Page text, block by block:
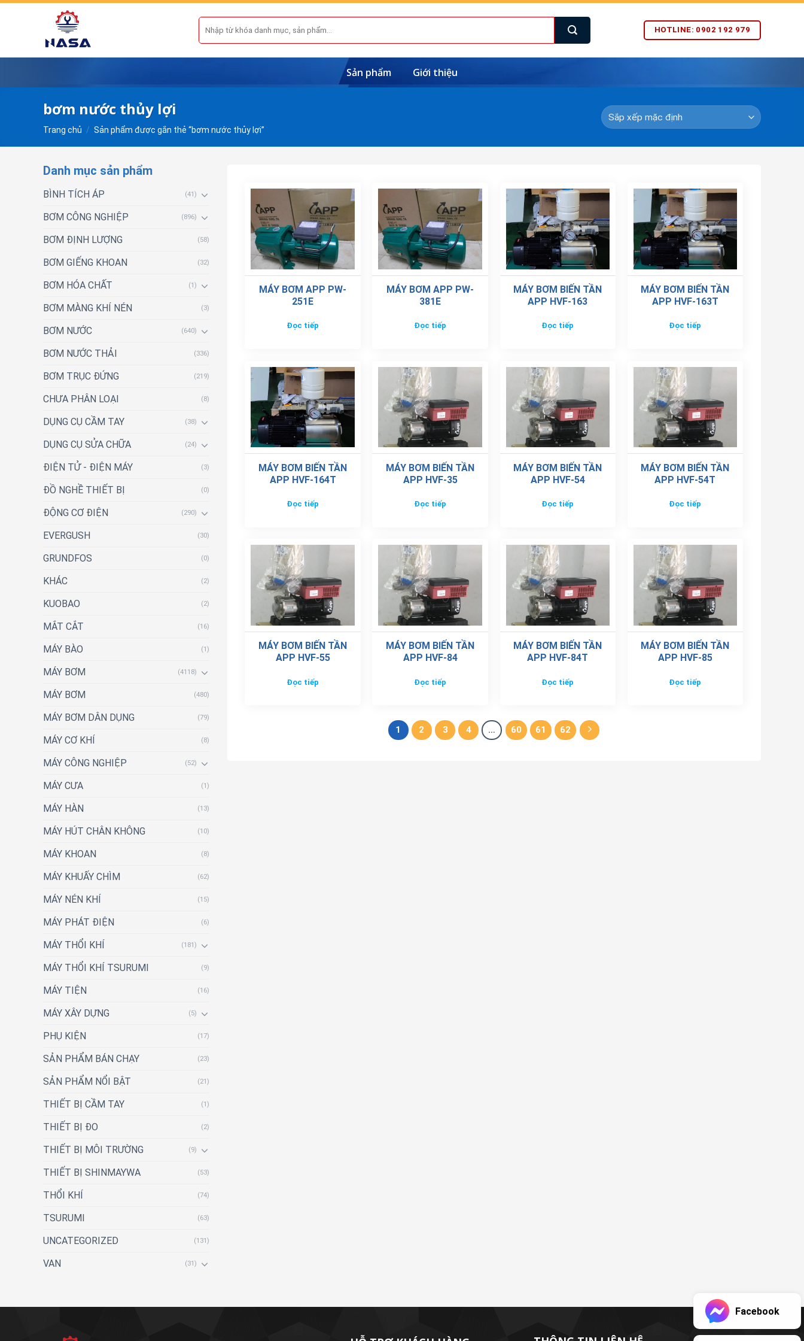
Skip
Tìm
kiếm:
HOTLINE: 0902 192 979
Sản phẩm Giới thiệu
bơm nước thủy lợi
Trang chủ / Sản phẩm được gắn thẻ “bơm nước thủy lợi”
Danh mục sản phẩm
BÌNH TÍCH ÁP (41)
BƠM CÔNG NGHIỆP (896)
BƠM ĐỊNH LƯỢNG (58)
BƠM GIẾNG KHOAN (32)
BƠM HÓA CHẤT (1)
BƠM MÀNG KHÍ NÉN (3)
BƠM NƯỚC (640)
BƠM NƯỚC THẢI (336)
BƠM TRỤC ĐỨNG (219)
CHƯA PHÂN LOẠI (8)
DỤNG CỤ CẦM TAY (38)
DỤNG CỤ SỬA CHỮA (24)
ĐIỆN TỬ - ĐIỆN MÁY (3)
ĐỒ NGHỀ THIẾT BỊ (0)
ĐỘNG CƠ ĐIỆN (290)
EVERGUSH (30)
GRUNDFOS (0)
KHÁC (2)
KUOBAO (2)
MẮT CẮT (16)
MÁY BÀO (1)
MÁY BƠM (4118)
MÁY BƠM (480)
MÁY BƠM DÂN DỤNG (79)
MÁY CƠ KHÍ (8)
MÁY CÔNG NGHIỆP (52)
MÁY CƯA (1)
MÁY HÀN (13)
MÁY HÚT CHÂN KHÔNG (10)
MÁY KHOAN (8)
MÁY KHUẤY CHÌM (62)
MÁY NÉN KHÍ (15)
MÁY PHÁT ĐIỆN (6)
MÁY THỔI KHÍ (181)
MÁY THỔI KHÍ TSURUMI (9)
MÁY TIỆN (16)
MÁY XÂY DỰNG (5)
PHỤ KIỆN (17)
SẢN PHẨM BÁN CHẠY (23)
SẢN PHẨM NỔI BẬT (21)
THIẾT BỊ CẦM TAY (1)
THIẾT BỊ ĐO (2)
THIẾT BỊ MÔI TRƯỜNG (9)
THIẾT BỊ SHINMAYWA (53)
THỔI KHÍ (74)
TSURUMI (63)
UNCATEGORIZED (131)
VAN (31)
MÁY BƠM APP PW-
251E
Đọc tiếp
MÁY BƠM APP PW-
381E
Đọc tiếp
MÁY BƠM BIẾN TẦN
APP HVF-163
Đọc tiếp
MÁY BƠM BIẾN TẦN
APP HVF-163T
Đọc tiếp
MÁY BƠM BIẾN TẦN
APP HVF-164T
Đọc tiếp
MÁY BƠM BIẾN TẦN
APP HVF-35
Đọc tiếp
MÁY BƠM BIẾN TẦN
APP HVF-54
Đọc tiếp
MÁY BƠM BIẾN TẦN
APP HVF-54T
Đọc tiếp
MÁY BƠM BIẾN TẦN
APP HVF-55
Đọc tiếp
MÁY BƠM BIẾN TẦN
APP HVF-84
Đọc tiếp
MÁY BƠM BIẾN TẦN
APP HVF-84T
Đọc tiếp
MÁY BƠM BIẾN TẦN
APP HVF-85
Đọc tiếp
1 2 3 4 … 60 61 62
Facebook